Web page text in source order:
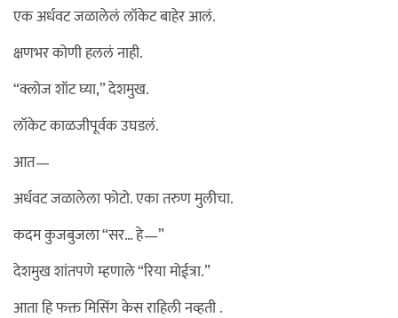
एक अर्धवट जळालेलं लॉकेट बाहेर आलं.
क्षणभर कोणी हललं नाही.
“क्लोज शॉट घ्या,” देशमुख.
लॉकेट काळजीपूर्वक उघडलं.
आत—
अर्धवट जळालेला फोटो. एका तरुण मुलीचा.
कदम कुजबुजला “सर… हे—”
देशमुख शांतपणे म्हणाले “रिया मोईत्रा.”
आता हि फक्त मिसिंग केस राहिली नव्हती .